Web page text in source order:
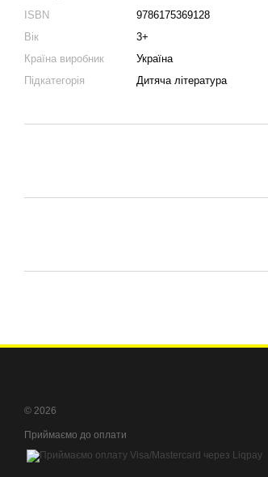
ISBN
9786175369128
Вік
3+
Країна виробник
Україна
Підкатегорія
Дитяча література
© 2026
Приймаємо до оплати